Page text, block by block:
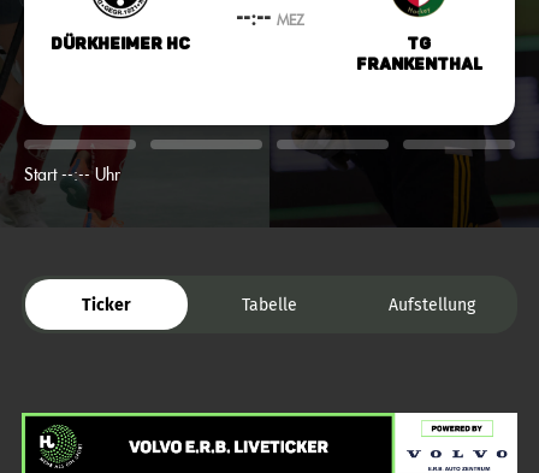
Dürkheimer HC
--:-- MEZ
TG
Frankenthal
Start --:-- Uhr
Ticker Tabelle Aufstellung